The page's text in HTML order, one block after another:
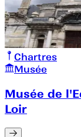
Chartres
Musée
Musée de
Loir